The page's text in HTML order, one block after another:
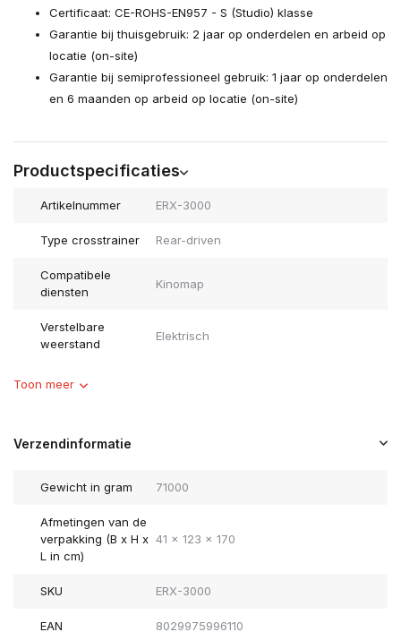
Certificaat: CE-ROHS-EN957 - S (Studio) klasse
Garantie bij thuisgebruik: 2 jaar op onderdelen en arbeid op
locatie (on-site)
Garantie bij semiprofessioneel gebruik: 1 jaar op onderdelen
en 6 maanden op arbeid op locatie (on-site)
Productspecificaties
Artikelnummer ERX-3000
Type crosstrainer Rear-driven
Compatibele
diensten
Kinomap
Verstelbare
weerstand
Elektrisch
Toon meer
Verzendinformatie
Gewicht in gram 71000
Afmetingen van de
verpakking (B x H x
L in cm)
41 x 123 x 170
SKU ERX-3000
EAN 8029975996110